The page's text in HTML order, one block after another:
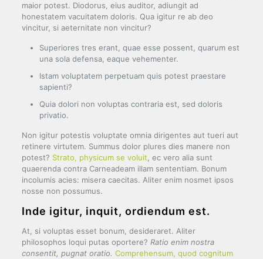
maior potest. Diodorus, eius auditor, adiungit ad
honestatem vacuitatem doloris. Qua igitur re ab deo
vincitur, si aeternitate non vincitur?
Superiores tres erant, quae esse possent, quarum est
una sola defensa, eaque vehementer.
Istam voluptatem perpetuam quis potest praestare
sapienti?
Quia dolori non voluptas contraria est, sed doloris
privatio.
Non igitur potestis voluptate omnia dirigentes aut tueri aut
retinere virtutem. Summus dolor plures dies manere non
potest? Strato, physicum se voluit , ec vero alia sunt
quaerenda contra Carneadeam illam sententiam. Bonum
incolumis acies: misera caecitas. Aliter enim nosmet ipsos
nosse non possumus.
Inde igitur, inquit, ordiendum est.
At, si voluptas esset bonum, desideraret. Aliter
philosophos loqui putas oportere? Ratio enim nostra
consentit, pugnat oratio. Comprehensum, quod cognitum